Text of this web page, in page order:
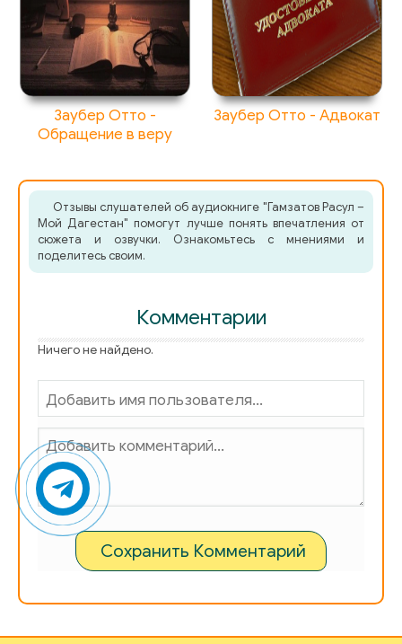
Заубер Отто -
Обращение в веру
Заубер Отто - Адвокат
Отзывы слушателей об аудиокниге "Гамзатов Расул –
Мой Дагестан" помогут лучше понять впечатления от
сюжета и озвучки. Ознакомьтесь с мнениями и
поделитесь своим.
Комментарии
Ничего не найдено.
Сохранить Комментарий